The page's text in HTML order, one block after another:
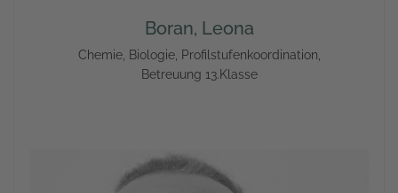
Boran, Leona
Chemie, Biologie, Profilstufenkoordination,
Betreuung 13.Klasse